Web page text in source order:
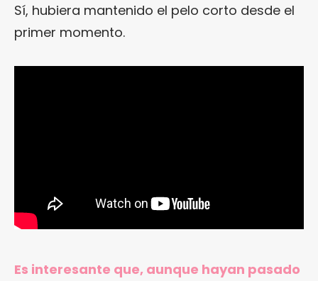
Sí, hubiera mantenido el pelo corto desde el
primer momento.
Es interesante que, aunque hayan pasado